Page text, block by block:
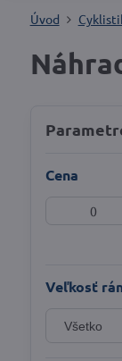
Úvod
Cena
Veľkosť